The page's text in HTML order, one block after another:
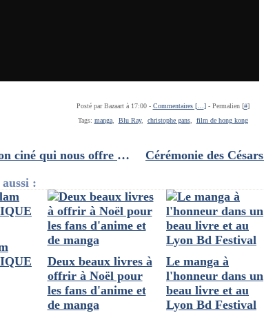
Posté par Bazaart à 17:00 - Commentaires [… ]- Permalien [#]
Tags: manga, Blu Ray, christophe gans, film de hong kong
Une sélection ciné qui nous offre des vacances!!
:
Deux beaux livres à
offrir à Noël pour
les fans d'anime et
de manga
Le manga à
l'honneur dans un
beau livre et au
Lyon Bd Festival